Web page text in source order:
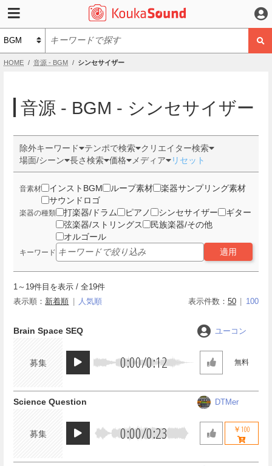
HOME 音源 - BGM シンセサイザー
音源 - BGM - シンセサイザー
除外キーワード テンポで検索 クリエイター検索
場面/シーン
長さ検索 価格 メディア リセット
音素材 インストBGM ループ素材
楽器サンプリング素材
サウンドロゴ
楽器の種類 打楽器/ドラム ピアノ シンセサイザー
ギター
弦楽器/ストリングス
民族楽器/その他
オルゴール
キーワード 適用
1 ～ 19件目を表示 / 全19件
表示順： 新着順 人気順 表示件数： 50 100
募集 0:00/0:12
Brain Space SEQ ユーコン
無料
募集 0:00/0:23
Science Question DTMer
￥100